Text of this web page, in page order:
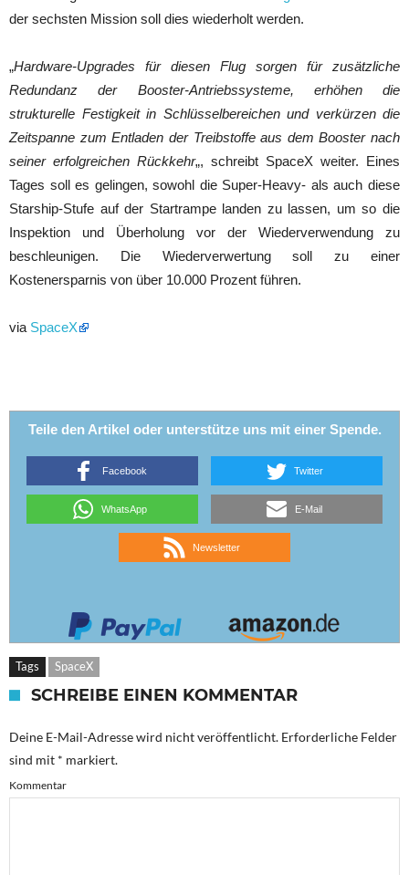
der sechsten Mission soll dies wiederholt werden.
„Hardware-Upgrades für diesen Flug sorgen für zusätzliche
Redundanz der Booster-Antriebssysteme, erhöhen die
strukturelle Festigkeit in Schlüsselbereichen und verkürzen die
Zeitspanne zum Entladen der Treibstoffe aus dem Booster nach
seiner erfolgreichen Rückkehr„, schreibt SpaceX weiter. Eines
Tages soll es gelingen, sowohl die Super-Heavy- als auch diese
Starship-Stufe auf der Startrampe landen zu lassen, um so die
Inspektion und Überholung vor der Wiederverwendung zu
beschleunigen. Die Wiederverwertung soll zu einer
Kostenersparnis von über 10.000 Prozent führen.
via SpaceX
Teile den Artikel oder unterstütze uns mit einer Spende.
Facebook Twitter
WhatsApp E-Mail
Newsletter
Tags SpaceX
SCHREIBE EINEN KOMMENTAR
Deine E-Mail-Adresse wird nicht veröffentlicht. Erforderliche Felder
sind mit * markiert.
Kommentar